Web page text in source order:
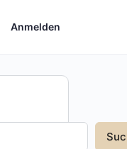
Anmelden